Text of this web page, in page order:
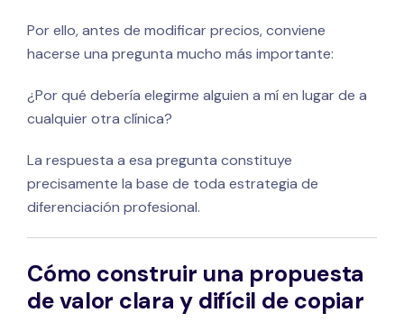
Por ello, antes de modificar precios, conviene
hacerse una pregunta mucho más importante:
¿Por qué debería elegirme alguien a mí en lugar de a
cualquier otra clínica?
La respuesta a esa pregunta constituye
precisamente la base de toda estrategia de
diferenciación profesional.
Cómo construir una propuesta
de valor clara y difícil de copiar